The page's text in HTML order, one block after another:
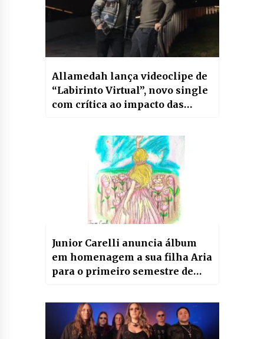
Allamedah lança videoclipe de
“Labirinto Virtual”, novo single
com crítica ao impacto das
Junior Carelli anuncia álbum
em homenagem a sua filha Aria
para o primeiro semestre de